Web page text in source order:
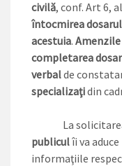
civilă, conf. Art 6,
întocmirea
acestuia. Amenzile
completarea
verbalde
specializaţidin
La solicitarea
publiculîi va
informaţiile